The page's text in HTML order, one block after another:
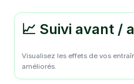
📈 Suivi avant /
Visualisez les effets de vos
améliorés.